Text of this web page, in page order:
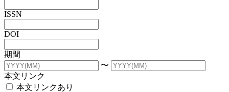
ISSN
DOI
期間
〜
本文リンク
本文リンクあり